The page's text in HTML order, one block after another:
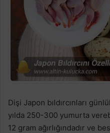
Dişi Japon bıldırcınları
yılda 250-300 yumurta
12 gram ağırlığındadır ve